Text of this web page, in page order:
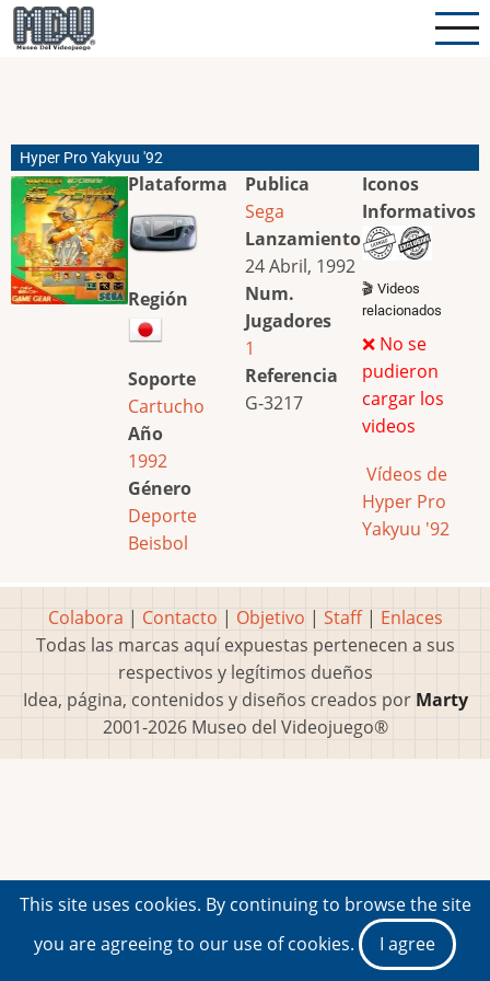
Pasar
al
Hyper Pro Yakyuu '92
Plataforma
Región
Soporte
Cartucho
Año
1992
Género
Deporte
Beisbol
Publica
Sega
Lanzamiento
24 Abril, 1992
Num.
Jugadores
1
Referencia
G-3217
Iconos
Informativos
🎬 Videos
relacionados
❌ No se
pudieron
cargar los
videos
Vídeos de
Hyper Pro
Yakyuu '92
Colabora | Contacto | Objetivo | Staff| Enlaces
Todas las marcas aquí expuestas pertenecen a sus
respectivos y legítimos dueños
Idea, página, contenidos y diseños creados por Marty
2001-2026 Museo del Videojuego®
This site uses cookies. By continuing to browse the site
you are agreeing to our use of cookies.
I agree